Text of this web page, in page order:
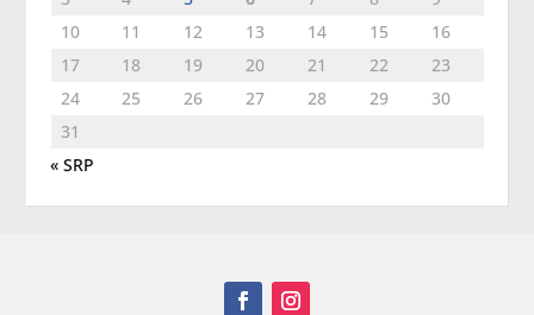
10
11 12 13 14 15
16
17
18 19 20 21 22
23
24
25 26 27 28 29
30
31
« SRP